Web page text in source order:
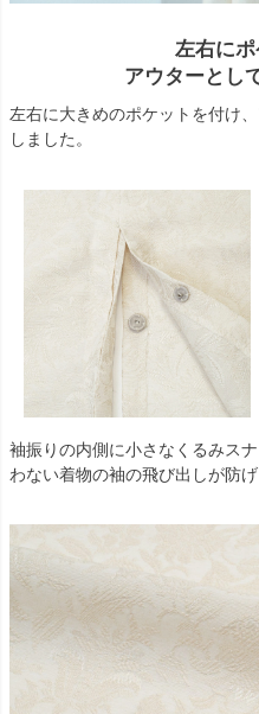
左右に
アウターとし
左右に大きめのポケットを付け
しました。
袖振りの内側に小さなくるみス
わない着物の袖の飛び出しが防げ